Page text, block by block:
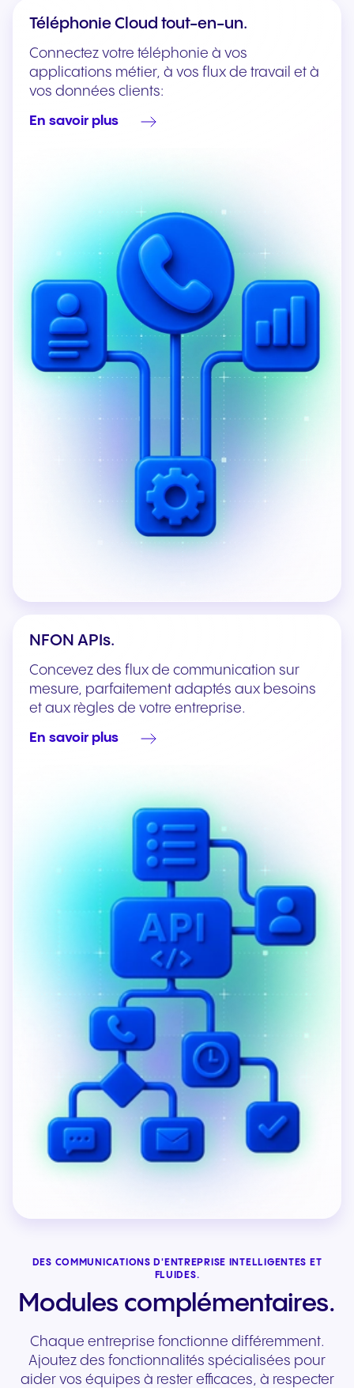
Téléphonie Cloud tout-en-un.
Connectez votre téléphonie à vos
applications métier, à vos flux de travail et à
vos données clients:
En savoir plus
NFON APIs.
Concevez des flux de communication sur
mesure, parfaitement adaptés aux besoins
et aux règles de votre entreprise.
En savoir plus
DES COMMUNICATIONS D'ENTREPRISE INTELLIGENTES ET
FLUIDES.
Modules complémentaires.
Chaque entreprise fonctionne différemment.
Ajoutez des fonctionnalités spécialisées pour
aider vos équipes à rester efficaces, à respecter